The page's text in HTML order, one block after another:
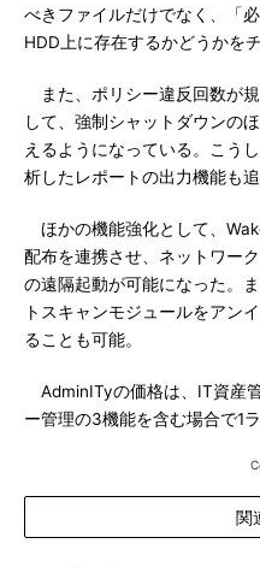
べきファイルだけでなく、「
HDD上に存在するかどうかを
また、ポリシー違反回数が
して、強制シャットダウンの
えるようになっている。こう
析したレポートの出力機能も追
ほかの機能強化として、
配布を連携させ、ネットワー
の遠隔起動が可能になった。
トスキャンモジュールをアン
ることも可能。
AdminITyの価格は、IT資産
ー管理の3機能を含む場合で1
関